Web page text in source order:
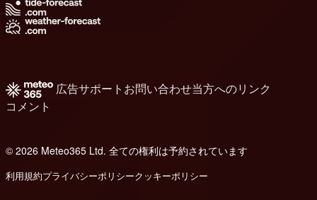
広告サポート お問い合わせ当方へのリンク
コメント
© 2026 Meteo365 Ltd. 全ての権利は予約されています
利用規約プライバシーポリシークッキーポリシー